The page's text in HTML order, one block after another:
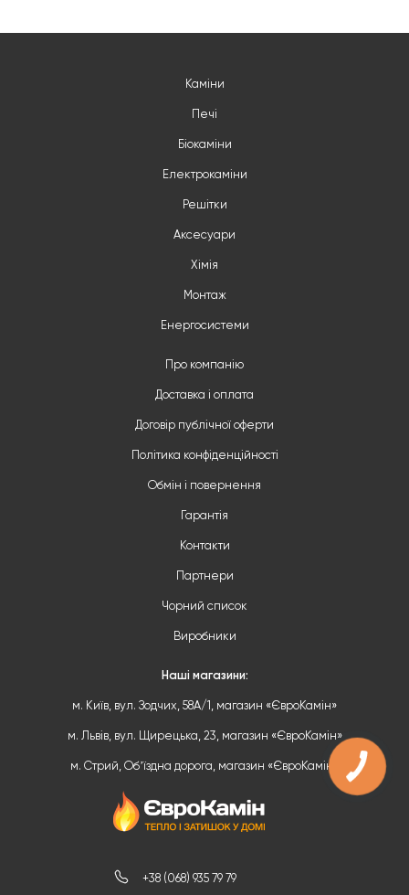
+38 (068) 935 79 79
Каміни
Печі
Біокаміни
Електрокаміни
Решітки
Аксесуари
Хімія
Монтаж
Енергосистеми
Про компанію
Доставка і оплата
Договір публічної оферти
Політика конфіденційності
Обмін і повернення
Гарантія
Контакти
Партнери
Чорний список
Виробники
Наші магазини:
м. Київ, вул. Зодчих, 58А/1, магазин «ЄвроКамін»
м. Львів, вул. Щирецька, 23, магазин «ЄвроКамін»
м. Стрий, Обʼїздна дорога, магазин «ЄвроКамін»